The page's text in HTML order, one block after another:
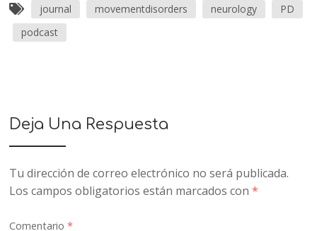
journal movementdisorders neurology
PD
podcast
Deja Una Respuesta
Tu dirección de correo electrónico no será publicada.
Los campos obligatorios están marcados con*
Comentario*